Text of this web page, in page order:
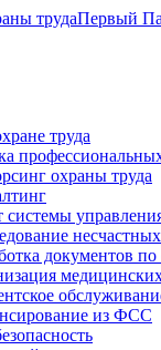
Первый
труда
охраны труда
системы
документов по
из ФСС